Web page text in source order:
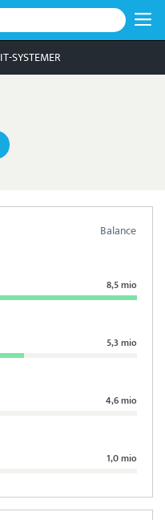
IT-SYSTEMER
Balance
8,5 mio
5,3 mio
4,6 mio
1,0 mio